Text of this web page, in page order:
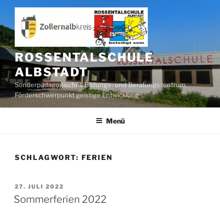
Zum
springen
ROSSENTALSCHULE
ALBSTADT
Sonderpädagogisches Bildungs- und Beratungszentrum
Förderschwerpunkt geistige Entwicklung
Menü
SCHLAGWORT: FERIEN
VERÖFFENTLICHT
AM
27. JULI 2022
Sommerferien 2022